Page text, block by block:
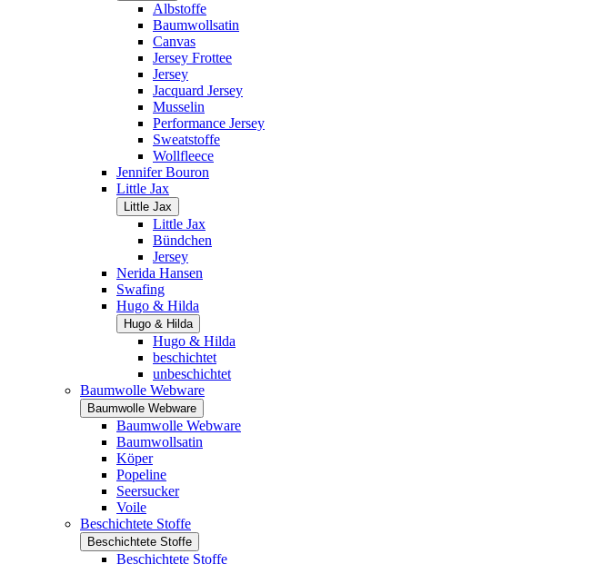
Albstoffe
Baumwollsatin
Canvas
Jersey Frottee
Jersey
Jacquard Jersey
Musselin
Performance Jersey
Sweatstoffe
Wollfleece
Jennifer Bouron
Little Jax
Little Jax
Little Jax
Bündchen
Jersey
Nerida Hansen
Swafing
Hugo & Hilda
Hugo & Hilda
Hugo & Hilda
beschichtet
unbeschichtet
Baumwolle Webware
Baumwolle Webware
Baumwolle Webware
Baumwollsatin
Köper
Popeline
Seersucker
Voile
Beschichtete Stoffe
Beschichtete Stoffe
Beschichtete Stoffe